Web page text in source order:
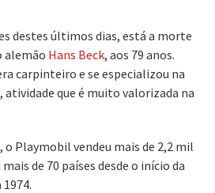
destes últimos dias, está a morte
alemão Hans Beck, aos 79 anos.
carpinteiro e se especializou na
que é muito valorizada na
o Playmobil vendeu mais de 2,2 mil
de 70 países desde o início da